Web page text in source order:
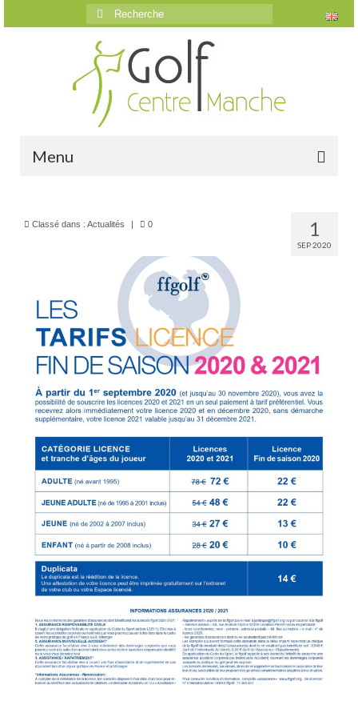
Rechercher
:
Menu
Le golf
Présentation
Parcours
Vidéos trou par trou
Trou n°1
Trou n°2
Trou n°4
Trou n°5
Trou n°6
Trou n°7
Trou n°8
Trou n°9
Plan
1
SEP 2020
Classé dans : Actualités | 0